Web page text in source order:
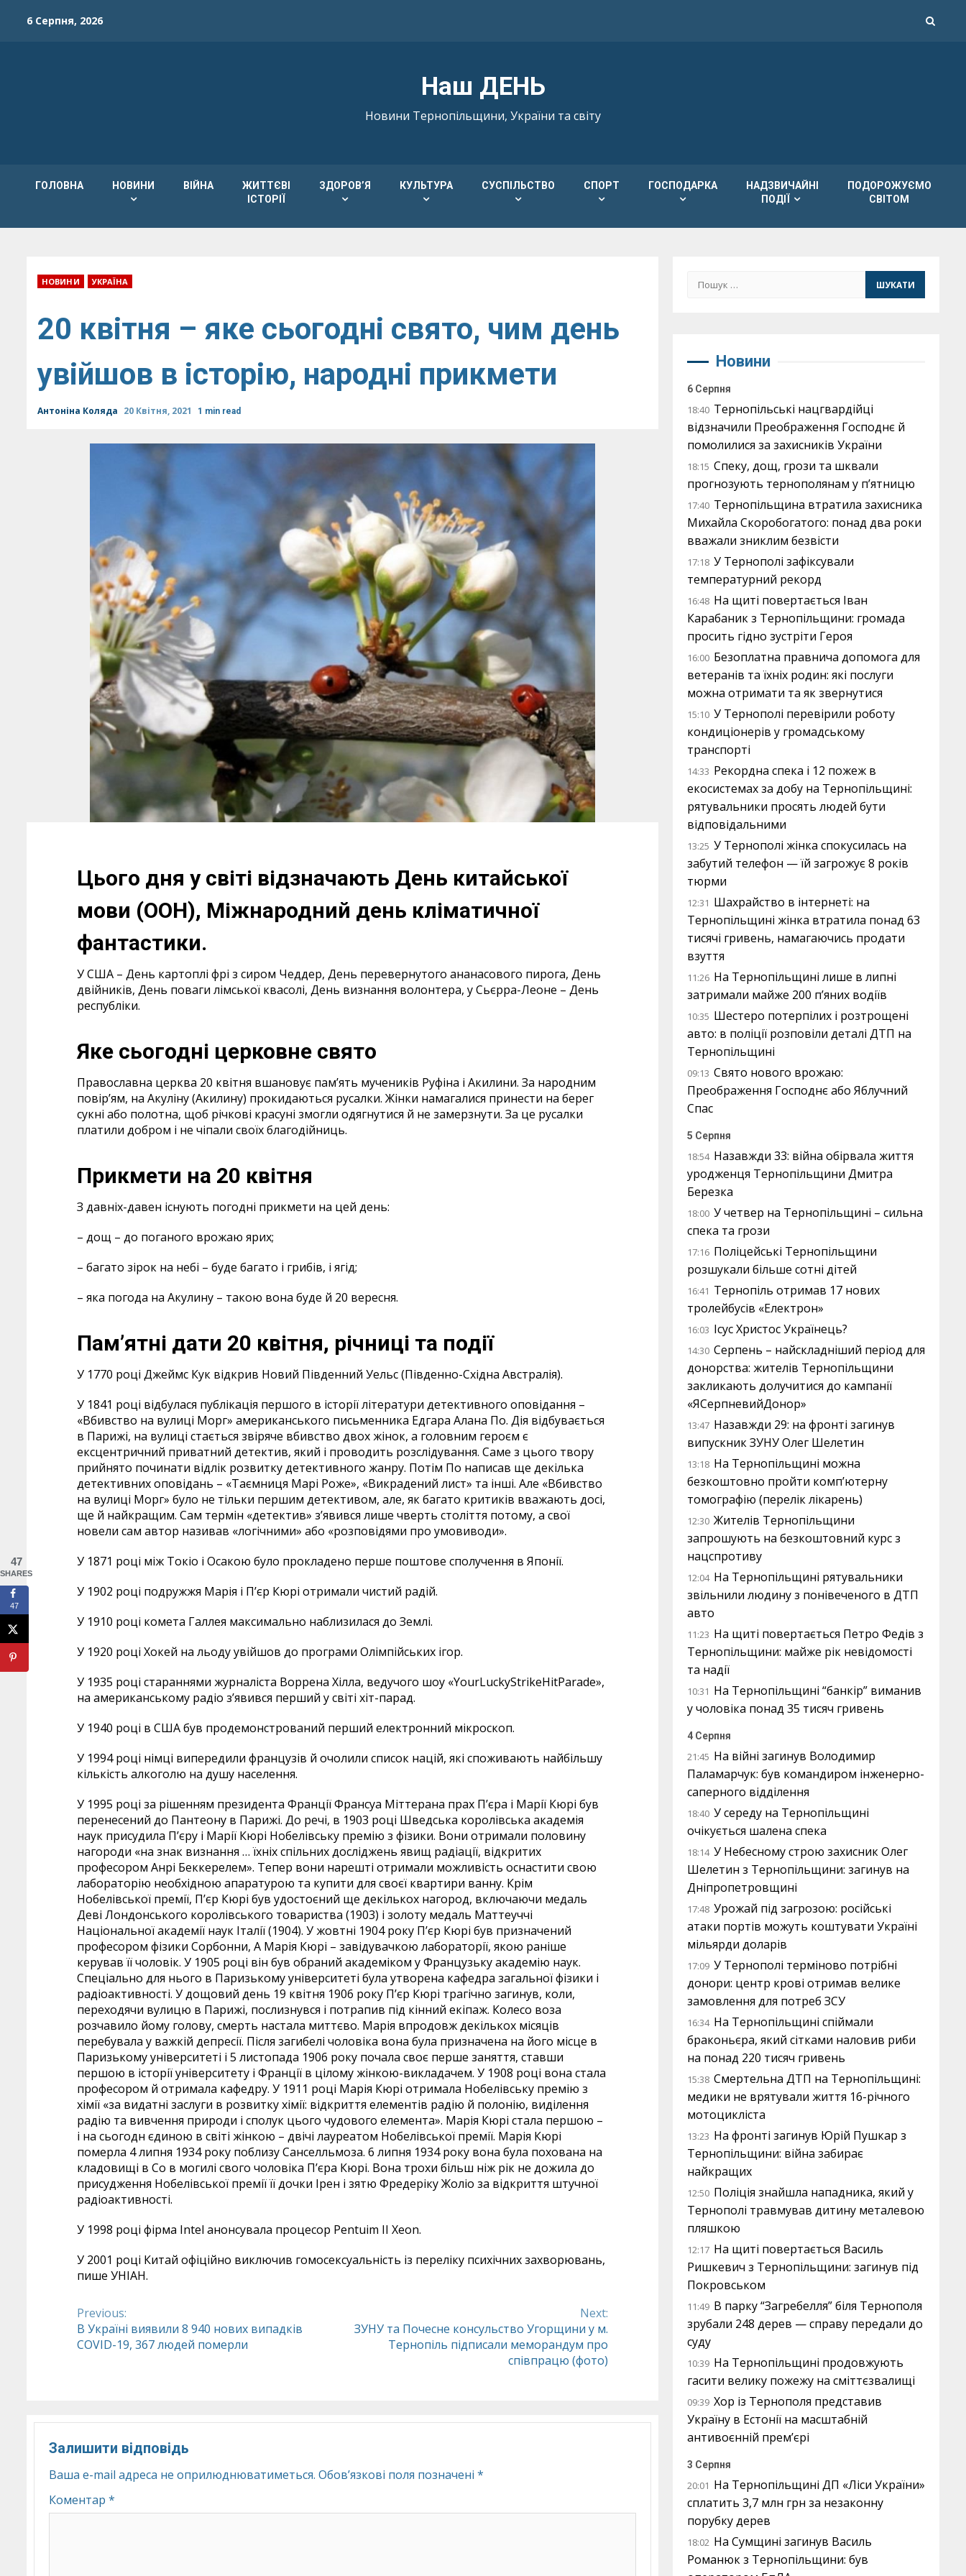
6 Серпня, 2026
Наш ДЕНЬ
Новини Тернопільщини, України та світу
ГОЛОВНА НОВИНИ ВІЙНА
ЖИТТЄВІ
ІСТОРІЇ
ЗДОРОВ’Я КУЛЬТУРА СУСПІЛЬСТВО СПОРТ ГОСПОДАРКА
НАДЗВИЧАЙНІ
ПОДІЇ
ПОДОРОЖУЄМО
СВІТОМ
НОВИНИ УКРАЇНА
20 квітня – яке сьогодні свято, чим день
увійшов в історію, народні прикмети
Антоніна Коляда 20 Квітня, 2021 1 min read
Цього дня у світі відзначають День китайської
мови (ООН), Міжнародний день кліматичної
фантастики.
У США – День картоплі фрі з сиром Чеддер, День перевернутого ананасового пирога, День
двійників, День поваги лімської квасолі, День визнання волонтера, у Сьєрра-Леоне – День
республіки.
Яке сьогодні церковне свято
Православна церква 20 квітня вшановує пам’ять мучеників Руфіна і Акилини. За народним
повір’ям, на Акуліну (Акилину) прокидаються русалки. Жінки намагалися принести на берег
сукні або полотна, щоб річкові красуні змогли одягнутися й не замерзнути. За це русалки
платили добром і не чіпали своїх благодійниць.
Прикмети на 20 квітня
З давніх-давен існують погодні прикмети на цей день:
– дощ – до поганого врожаю ярих;
– багато зірок на небі – буде багато і грибів, і ягід;
– яка погода на Акулину – такою вона буде й 20 вересня.
Пам’ятні дати 20 квітня, річниці та події
У 1770 році Джеймс Кук відкрив Новий Південний Уельс (Південно-Східна Австралія).
У 1841 році відбулася публікація першого в історії літератури детективного оповідання –
«Вбивство на вулиці Морг» американського письменника Едгара Алана По. Дія відбувається
в Парижі, на вулиці стається звіряче вбивство двох жінок, а головним героєм є
ексцентричний приватний детектив, який і проводить розслідування. Саме з цього твору
прийнято починати відлік розвитку детективного жанру. Потім По написав ще декілька
детективних оповідань – «Таємниця Марі Роже», «Викрадений лист» та інші. Але «Вбивство
на вулиці Морг» було не тільки першим детективом, але, як багато критиків вважають досі,
ще й найкращим. Сам термін «детектив» з’явився лише чверть століття потому, а свої
новели сам автор називав «логічними» або «розповідями про умовиводи».
У 1871 році між Токіо і Осакою було прокладено перше поштове сполучення в Японії.
У 1902 році подружжя Марія і П’єр Кюрі отримали чистий радій.
У 1910 році комета Галлея максимально наблизилася до Землі.
У 1920 році Хокей на льоду увійшов до програми Олімпійських ігор.
У 1935 році стараннями журналіста Воррена Хілла, ведучого шоу «YourLuckyStrikeHitParade»,
на американському радіо з’явився перший у світі хіт-парад.
У 1940 році в США був продемонстрований перший електронний мікроскоп.
У 1994 році німці випередили французів й очолили список націй, які споживають найбільшу
кількість алкоголю на душу населення.
У 1995 році за рішенням президента Франції Франсуа Міттерана прах П’єра і Марії Кюрі був
перенесений до Пантеону в Парижі. До речі, в 1903 році Шведська королівська академія
наук присудила П’єру і Марії Кюрі Нобелівську премію з фізики. Вони отримали половину
нагороди «на знак визнання … їхніх спільних досліджень явищ радіації, відкритих
професором Анрі Беккерелем». Тепер вони нарешті отримали можливість оснастити свою
лабораторію необхідною апаратурою та купити для своєї квартири ванну. Крім
Нобелівської премії, П’єр Кюрі був удостоєний ще декількох нагород, включаючи медаль
Деві Лондонського королівського товариства (1903) і золоту медаль Маттеуччі
Національної академії наук Італії (1904). У жовтні 1904 року П’єр Кюрі був призначений
професором фізики Сорбонни, А Марія Кюрі – завідувачкою лабораторії, якою раніше
керував її чоловік. У 1905 році він був обраний академіком у Французьку академію наук.
Спеціально для нього в Паризькому університеті була утворена кафедра загальної фізики і
радіоактивності. У дощовий день 19 квітня 1906 року П’єр Кюрі трагічно загинув, коли,
переходячи вулицю в Парижі, послизнувся і потрапив під кінний екіпаж. Колесо воза
розчавило йому голову, смерть настала миттєво. Марія впродовж декількох місяців
перебувала у важкій депресії. Після загибелі чоловіка вона була призначена на його місце в
Паризькому університеті і 5 листопада 1906 року почала своє перше заняття, ставши
першою в історії університету і Франції в цілому жінкою-викладачем. У 1908 році вона стала
професором й отримала кафедру. У 1911 році Марія Кюрі отримала Нобелівську премію з
хімії «за видатні заслуги в розвитку хімії: відкриття елементів радію й полонію, виділення
радію та вивчення природи і сполук цього чудового елемента». Марія Кюрі стала першою –
і на сьогодн єдиною в світі жінкою – двічі лауреатом Нобелівської премії. Марія Кюрі
померла 4 липня 1934 року поблизу Санселльмоза. 6 липня 1934 року вона була похована на
кладовищі в Со в могилі свого чоловіка П’єра Кюрі. Вона трохи більш ніж рік не дожила до
присудження Нобелівської премії її дочки Ірен і зятю Фредеріку Жоліо за відкриття штучної
радіоактивності.
У 1998 році фірма Intel анонсувала процесор Pentuim II Xeon.
У 2001 році Китай офіційно виключив гомосексуальність із переліку психічних захворювань,
пише УНІАН.
Continue
Reading
Previous:
В Україні виявили 8 940 нових випадків
COVID-19, 367 людей померли
Next:
ЗУНУ та Почесне консульство Угорщини у м.
Тернопіль підписали меморандум про
співпрацю (фото)
Залишити відповідь
Ваша e-mail адреса не оприлюднюватиметься. Обов’язкові поля позначені *
Коментар *
Пошук:
Новини
6 Серпня
18:40 Тернопільські нацгвардійці
відзначили Преображення Господнє й
помолилися за захисників України
18:15 Спеку, дощ, грози та шквали
прогнозують тернополянам у п’ятницю
17:40 Тернопільщина втратила захисника
Михайла Скоробогатого: понад два роки
вважали зниклим безвісти
17:18 У Тернополі зафіксували
температурний рекорд
16:48 На щиті повертається Іван
Карабаник з Тернопільщини: громада
просить гідно зустріти Героя
16:00 Безоплатна правнича допомога для
ветеранів та їхніх родин: які послуги
можна отримати та як звернутися
15:10 У Тернополі перевірили роботу
кондиціонерів у громадському
транспорті
14:33 Рекордна спека і 12 пожеж в
екосистемах за добу на Тернопільщині:
рятувальники просять людей бути
відповідальними
13:25 У Тернополі жінка спокусилась на
забутий телефон — їй загрожує 8 років
тюрми
12:31 Шахрайство в інтернеті: на
Тернопільщині жінка втратила понад 63
тисячі гривень, намагаючись продати
взуття
11:26 На Тернопільщині лише в липні
затримали майже 200 п’яних водіїв
10:35 Шестеро потерпілих і розтрощені
авто: в поліції розповіли деталі ДТП на
Тернопільщині
09:13 Свято нового врожаю:
Преображення Господнє або Яблучний
Спас
5 Серпня
18:54 Назавжди 33: війна обірвала життя
уродженця Тернопільщини Дмитра
Березка
18:00 У четвер на Тернопільщині – сильна
спека та грози
17:16 Поліцейські Тернопільщини
розшукали більше сотні дітей
16:41 Тернопіль отримав 17 нових
тролейбусів «Електрон»
16:03 Ісус Христос Українець?
14:30 Серпень – найскладніший період для
донорства: жителів Тернопільщини
закликають долучитися до кампанії
«ЯСерпневийДонор»
13:47 Назавжди 29: на фронті загинув
випускник ЗУНУ Олег Шелетин
13:18 На Тернопільщині можна
безкоштовно пройти комп’ютерну
томографію (перелік лікарень)
12:30 Жителів Тернопільщини
запрошують на безкоштовний курс з
нацспротиву
12:04 На Тернопільщині рятувальники
звільнили людину з понівеченого в ДТП
авто
11:23 На щиті повертається Петро Федів з
Тернопільщини: майже рік невідомості
та надії
10:31 На Тернопільщині “банкір” виманив
у чоловіка понад 35 тисяч гривень
4 Серпня
21:45 На війні загинув Володимир
Паламарчук: був командиром інженерно-
саперного відділення
18:40 У середу на Тернопільщині
очікується шалена спека
18:14 У Небесному строю захисник Олег
Шелетин з Тернопільщини: загинув на
Дніпропетровщині
17:48 Урожай під загрозою: російські
атаки портів можуть коштувати Україні
мільярди доларів
17:09 У Тернополі терміново потрібні
донори: центр крові отримав велике
замовлення для потреб ЗСУ
16:34 На Тернопільщині спіймали
браконьєра, який сітками наловив риби
на понад 220 тисяч гривень
15:38 Смертельна ДТП на Тернопільщині:
медики не врятували життя 16-річного
мотоцикліста
13:23 На фронті загинув Юрій Пушкар з
Тернопільщини: війна забирає
найкращих
12:50 Поліція знайшла нападника, який у
Тернополі травмував дитину металевою
пляшкою
12:17 На щиті повертається Василь
Ришкевич з Тернопільщини: загинув під
Покровськом
11:49 В парку “Загребелля” біля Тернополя
зрубали 248 дерев — справу передали до
суду
10:39 На Тернопільщині продовжують
гасити велику пожежу на сміттєзвалищі
09:39 Хор із Тернополя представив
Україну в Естонії на масштабній
антивоєнній прем’єрі
3 Серпня
20:01 На Тернопільщині ДП «Ліси України»
сплатить 3,7 млн грн за незаконну
порубку дерев
18:02 На Сумщині загинув Василь
Романюк з Тернопільщини: був
47
SHARES
47